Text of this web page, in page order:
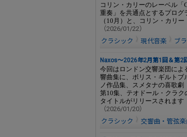
コリン・カリーのレーベル「
重奏」を共通点とするプログ
（10月）と、コリン・カリ
（2026/01/22）
クラシック
現代音楽 ブ
Naxos～2026年2月第1回＆第2
今回はロンドン交響楽団によ
響曲集に、ボリス・ギルトブ
ノ作品集、スメタナの喜歌
第10集、テオドール・クラ
タイトルがリリースされます
（2026/01/20）
クラシック
交響曲・管弦